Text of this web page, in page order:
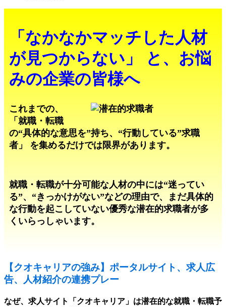
「なかなかマッチした人材
が見つからない」 と、お悩
みの企業の皆様へ
これまでの、
「就職・転職
の“具体的な意思を”持ち、“行動している”求職
者」
を集めるだけでは限界があります。
就職・転職が十分可能な人材の中には“迷ってい
る”、“きっかけがない”などの理由で、まだ具体的
な行動を起こしていない優秀な潜在的求職者が多
くいらっしゃいます。
【クオキャリアの強み】ポータルサイト、求人広
告、人材紹介の連携プレー
なぜ、求人サイト「クオキャリア」は潜在的な就職・転職予